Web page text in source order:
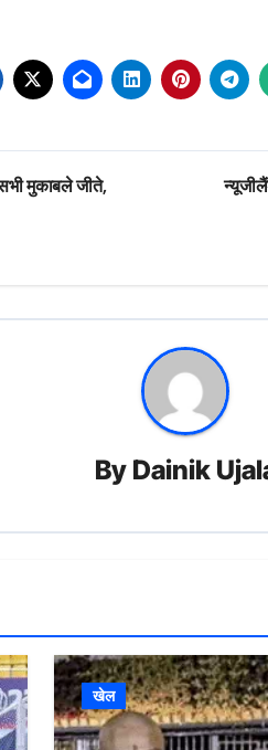
मुकाबले जीते,
By Dainik
खेल